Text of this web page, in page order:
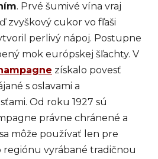
. Prvé šumivé vína vraj
zvyškový cukor vo fľaši
perlivý nápoj. Postupne
mok európskej šľachty. V
získalo povesť
s oslavami a
Od roku 1927 sú
právne chránené a
môže používať len pre
regiónu vyrábané tradičnou